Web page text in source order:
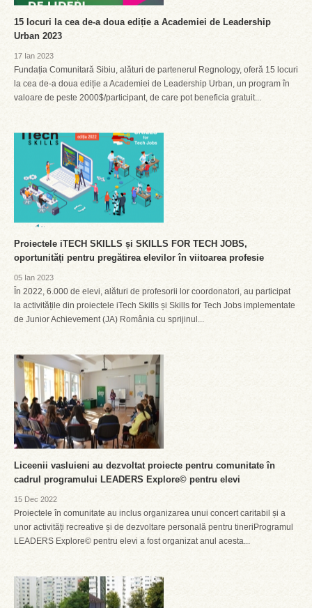
15 locuri la cea de-a doua ediție a Academiei de Leadership
Urban 2023
17 Ian 2023
Fundația Comunitară Sibiu, alături de partenerul Regnology, oferă 15 locuri
la cea de-a doua ediție a Academiei de Leadership Urban, un program în
valoare de peste 2000$/participant, de care pot beneficia gratuit...
Proiectele iTECH SKILLS și SKILLS FOR TECH JOBS,
oportunități pentru pregătirea elevilor în viitoarea profesie
05 Ian 2023
În 2022, 6.000 de elevi, alături de profesorii lor coordonatori, au participat
la activitățile din proiectele iTech Skills și Skills for Tech Jobs implementate
de Junior Achievement (JA) România cu sprijinul...
Liceenii vasluieni au dezvoltat proiecte pentru comunitate în
cadrul programului LEADERS Explore© pentru elevi
15 Dec 2022
Proiectele în comunitate au inclus organizarea unui concert caritabil și a
unor activități recreative și de dezvoltare personală pentru tineriProgramul
LEADERS Explore© pentru elevi a fost organizat anul acesta...